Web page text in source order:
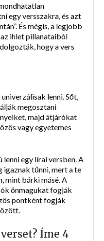
egy versszakra, és azt
És mégis, a legjobb
ihlet pillanataiból
hogy a vers
lenni. Sőt,
megosztani
majd átjárókat
vagy egyetemes
egy lírai versben. A
igaznak tűnni, mert a te
mint bárki másé. A
önmagukat fogják
pontként fogják
Íme 4